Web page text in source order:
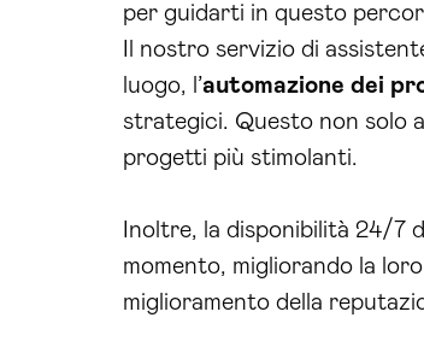
per guidarti in questo
Il nostro servizio di
luogo, l’automazione dei
strategici. Questo non solo
progetti più stimolanti.
Inoltre, la disponibilità 24/7
momento, migliorando la
miglioramento della